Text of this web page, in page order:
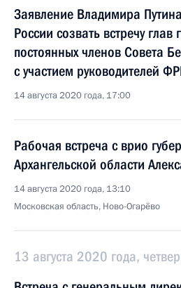
Заявление Владимира
России созвать встречу глав
постоянных членов Совета
с участием руководителей
14 августа 2020 года, 17:00
Рабочая встреча с врио
Архангельской области
14 августа 2020 года, 13:10
Московская область, Ново-Огарёво
13 августа 2020 года,